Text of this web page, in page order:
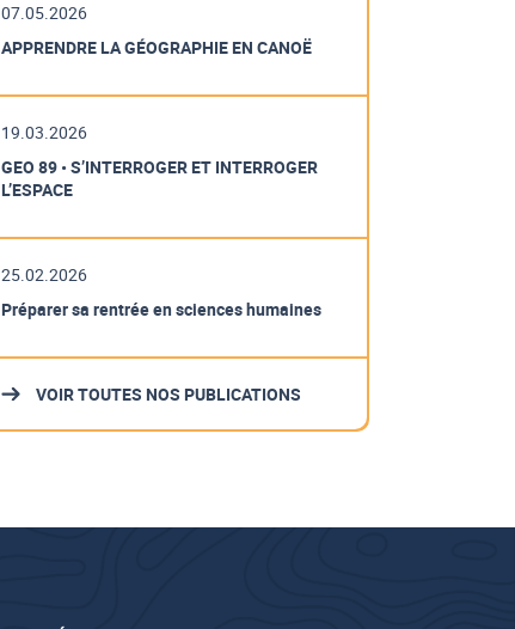
07.05.2026
APPRENDRE LA GÉOGRAPHIE EN CANOË
19.03.2026
GEO 89 • S’INTERROGER ET INTERROGER
L’ESPACE
25.02.2026
Préparer sa rentrée en sciences humaines
VOIR TOUTES NOS PUBLICATIONS